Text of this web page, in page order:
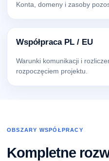
Konta, domeny i zasoby
Współpraca PL / EU
Warunki komunikacji i
rozpoczęciem projektu.
OBSZARY WSPÓŁPRACY
Kompletne